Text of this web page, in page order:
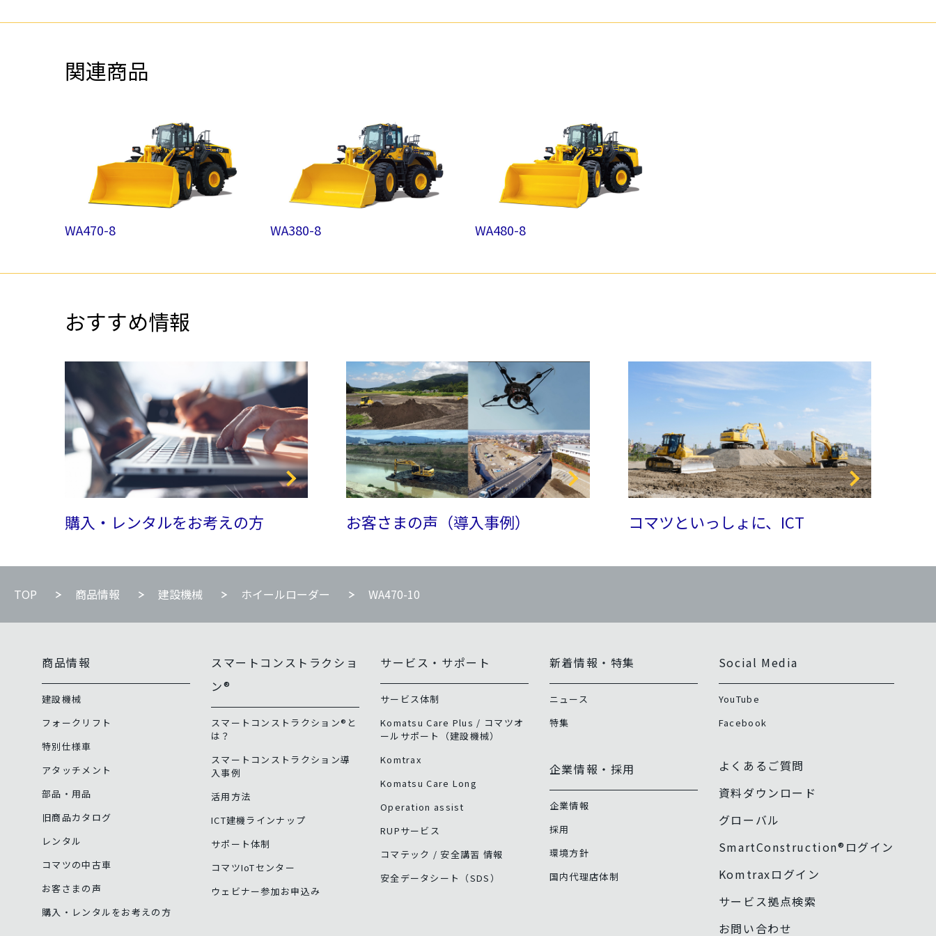
関連商品
WA470-8 WA380-8 WA480-8
おすすめ情報
購入・レンタルをお考えの方 お客さまの声（導入事例） コマツといっしょに、ICT
TOP 商品情報 建設機械 ホイールローダー WA470-10
商品情報
建設機械
フォークリフト
特別仕様車
アタッチメント
部品・用品
旧商品カタログ
レンタル
コマツの中古車
お客さまの声
購入・レンタルをお考えの方
スマートコンストラクショ
ン®
スマートコンストラクション®と
は？
スマートコンストラクション導
入事例
活用方法
ICT建機ラインナップ
サポート体制
コマツIoTセンター
ウェビナー参加お申込み
サービス・サポート
サービス体制
Komatsu Care Plus / コマツオ
ールサポート（建設機械）
Komtrax
Komatsu Care Long
Operation assist
RUPサービス
コマテック / 安全講習 情報
安全データシート（SDS）
新着情報・特集
ニュース
特集
企業情報・採用
企業情報
採用
環境方針
国内代理店体制
Social Media
YouTube
Facebook
よくあるご質問
資料ダウンロード
グローバル
SmartConstruction®ログイン
Komtraxログイン
サービス拠点検索
お問い合わせ